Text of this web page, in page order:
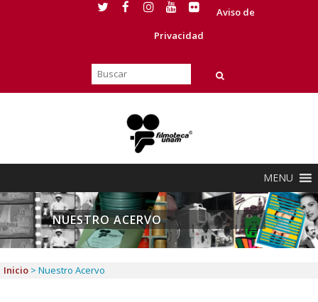
Aviso de
Privacidad
MENU
NUESTRO ACERVO
Inicio > Nuestro Acervo